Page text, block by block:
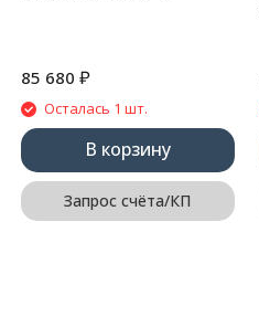
85 680 ₽
Осталась 1 шт.
В корзину
Запрос счёта/КП